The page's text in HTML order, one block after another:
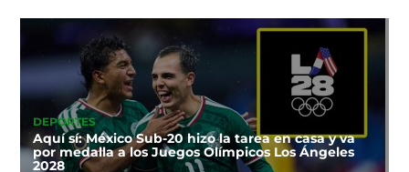
DEPORTES
Aquí sí: México Sub-20 hizo la tarea en casa y va
por medalla a los Juegos Olímpicos Los Ángeles
2028